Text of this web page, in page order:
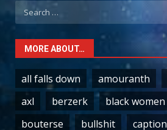
Search
for:
MORE ABOUT…
all falls down amouranth
axl
berzerk black women
bouterse
bullshit
caption